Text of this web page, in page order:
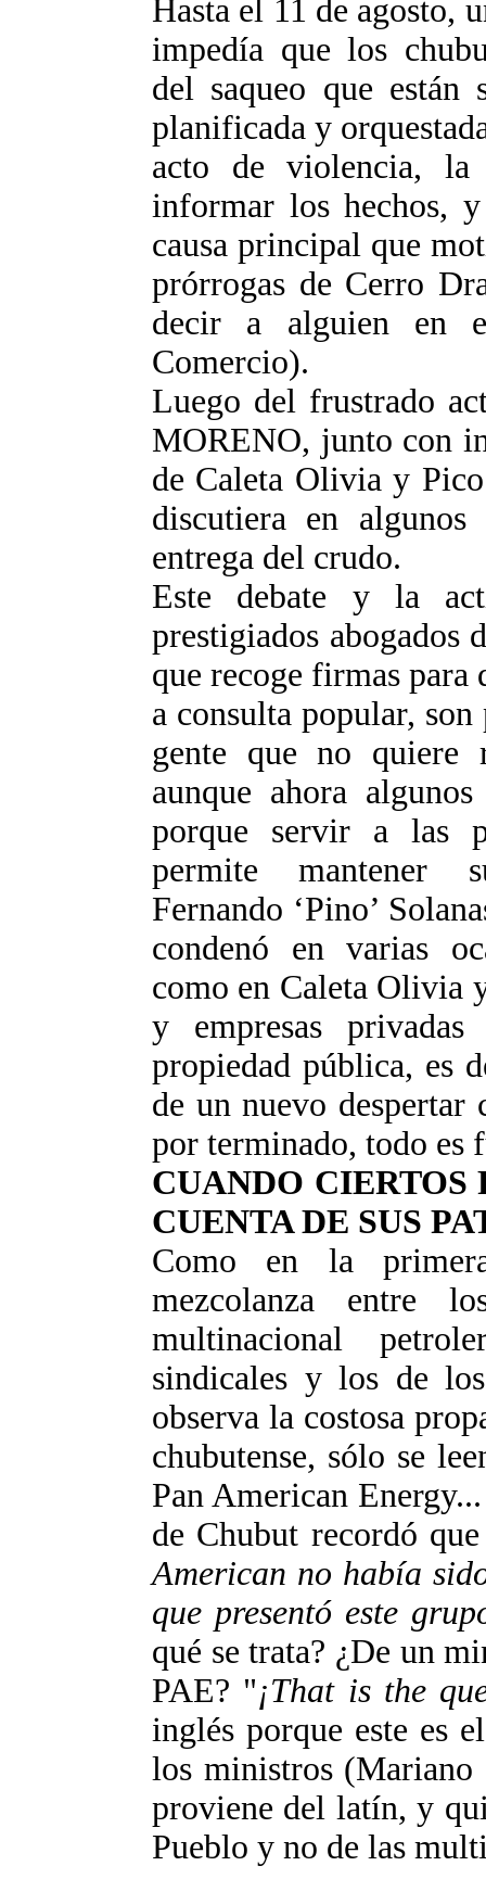
Hasta el 11 de agosto,
impedía que los
del saqueo que
planificada y
acto de violencia, la
informar los hechos,
causa principal que
prórrogas de Cerro
decir a alguien en
Comercio).
Luego del frustrado
MORENO, junto con
de Caleta Olivia y
discutiera en algunos
entrega del crudo.
Este debate y la
prestigiados abogados
que recoge firmas para
a consulta popular,
gente que no quiere
aunque ahora
porque servir a las
permite mantener
Fernando ‘Pino’
condenó en varias
como en Caleta Olivia
y empresas
propiedad pública, es
de un nuevo despertar
por terminado, todo es
CUANDO
CUENTA DE SUS
Como en la
mezcolanza entre
multinacional
sindicales y los de
observa la costosa
chubutense, sólo se
Pan American
de Chubut recordó
American no había
que presentó este
qué se trata? ¿De un
PAE? "¡That is the
inglés porque este es
los ministros (Mariano
proviene del latín, y
Pueblo y no de las